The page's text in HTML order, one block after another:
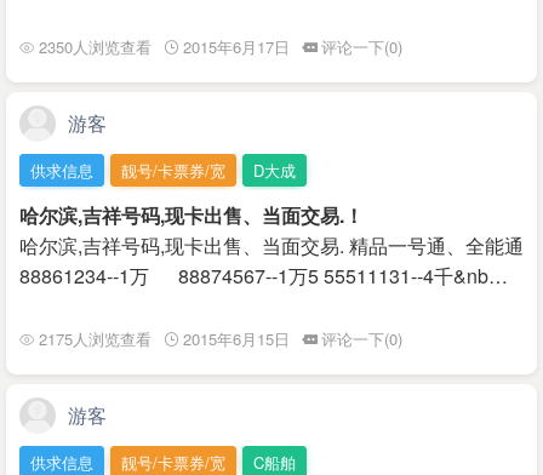
2350人浏览查看 2015年6月17日 评论一下(0)
游客
供求信息 靓号/卡票券/宽 D大成
哈尔滨,吉祥号码,现卡出售、当面交易.！
哈尔滨,吉祥号码,现卡出售、当面交易. 精品一号通、全能通
88861234--1万 88874567--1万5 55511131--4千&nb…
2175人浏览查看 2015年6月15日 评论一下(0)
游客
供求信息 靓号/卡票券/宽 C船舶